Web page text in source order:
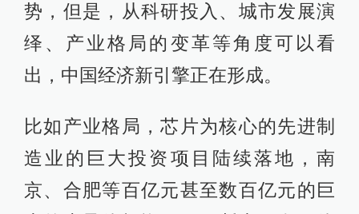
势，但是，从科研投入、城市发展演
绎、产业格局的变革等角度可以看
出，中国经济新引擎正在形成。
比如产业格局，芯片为核心的先进制
造业的巨大投资项目陆续落地，南
京、合肥等百亿元甚至数百亿元的巨